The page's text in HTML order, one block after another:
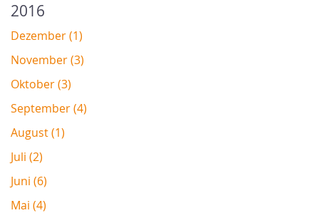
2016
Dezember (1)
November (3)
Oktober (3)
September (4)
August (1)
Juli (2)
Juni (6)
Mai (4)